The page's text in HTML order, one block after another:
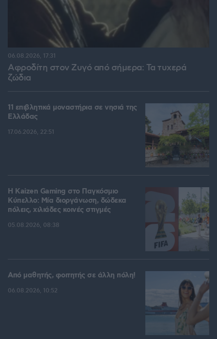
Αφροδίτη στον Ζυγό από σήμερα: Τα τυχερά
ζώδια
06.08.2026, 17:31
11 επιβλητικά μοναστήρια σε νησιά της
Ελλάδας
17.06.2026, 22:51
H Kaizen Gaming στο Παγκόσμιο
Kύπελλο: Μία διοργάνωση, δώδεκα
πόλεις, χιλιάδες κοινές στιγμές
05.08.2026, 08:38
Από μαθητής, φοιτητής σε άλλη πόλη!
06.08.2026, 10:52